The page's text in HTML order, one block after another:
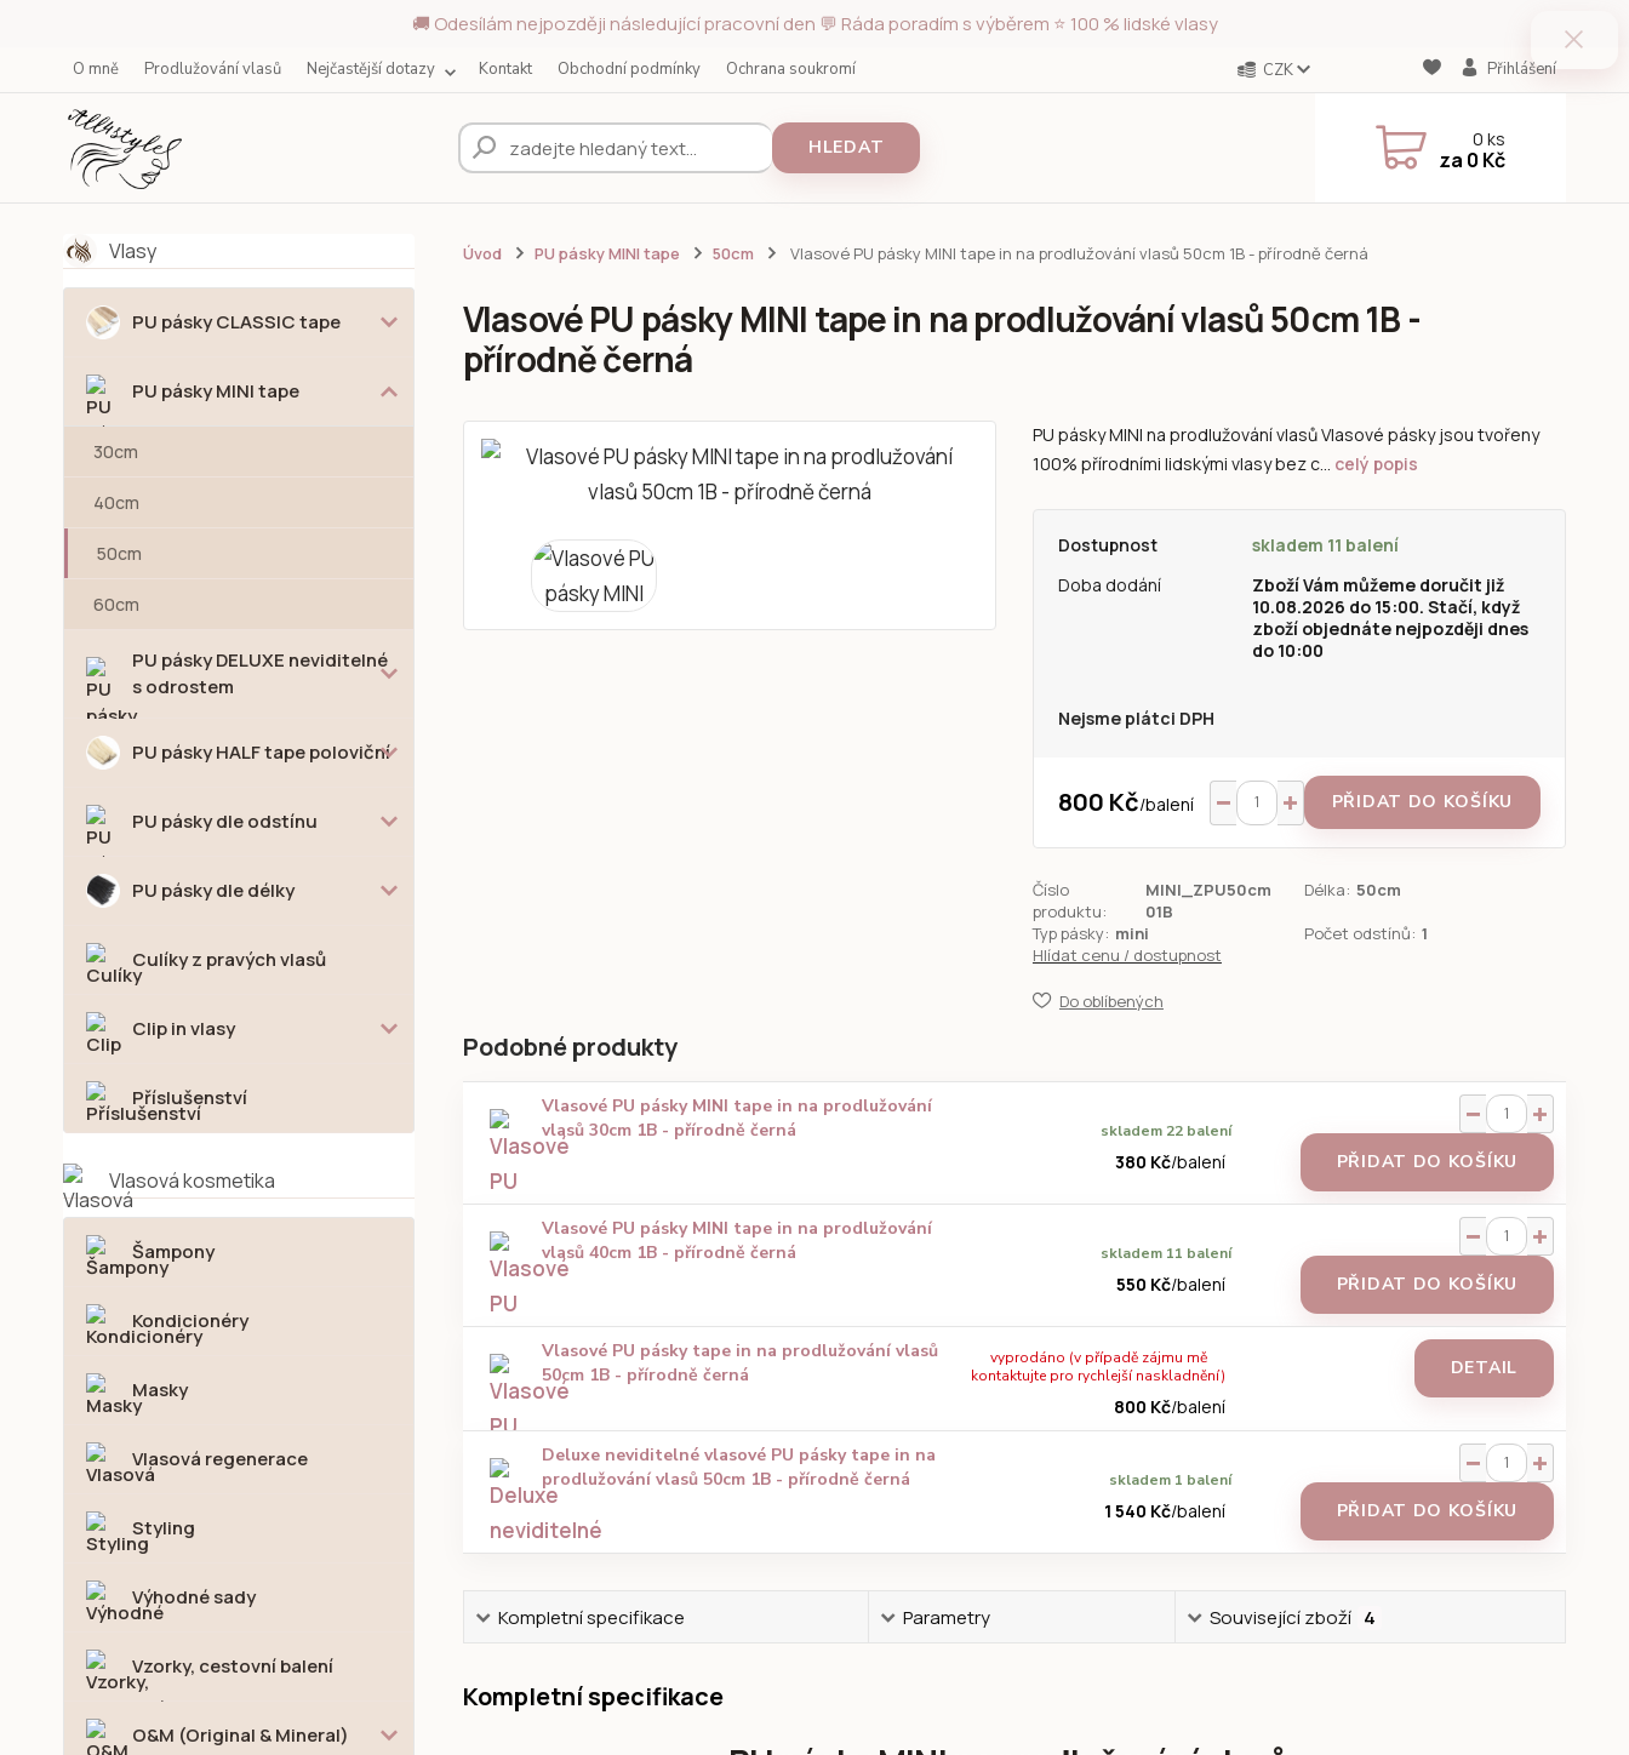
🚚 Odesílám nejpozději následující pracovní den 💬 Ráda poradím s výběrem ⭐ 100 % lidské vlasy
O mně Prodlužování vlasů Nejčastější dotazy Kontakt Obchodní podmínky Ochrana soukromí CZK Přihlášení
HLEDAT 0ks
za 0 Kč
Vlasy
PU pásky CLASSIC tape
PU pásky MINI tape
30cm
40cm
50cm
60cm
PU pásky DELUXE neviditelné
s odrostem
PU pásky HALF tape poloviční
PU pásky dle odstínu
PU pásky dle délky
Culíky z pravých vlasů
Clip in vlasy
Příslušenství
Vlasová kosmetika
Šampony
Kondicionéry
Masky
Vlasová regenerace
Styling
Výhodné sady
Vzorky, cestovní balení
O&M (Original & Mineral)
Úvod PU pásky MINI tape 50cm Vlasové PU pásky MINI tape in na prodlužování vlasů 50cm 1B - přírodně černá
Vlasové PU pásky MINI tape in na prodlužování vlasů 50cm 1B -
přírodně černá
PU pásky MINI na prodlužování vlasů Vlasové pásky jsou tvořeny
100% přírodními lidskými vlasy bez c... celý popis
Dostupnost
skladem 11 balení
Doba dodání
Zboží Vám můžeme doručit již
10.08.2026 do 15:00. Stačí, když
zboží objednáte nejpozději dnes
do 10:00
Nejsme plátci DPH
800 Kč/balení PŘIDAT DO KOŠÍKU
Číslo
produktu:
MINI_ZPU50cm
01B
Délka: 50cm
Typ pásky: mini Počet odstínů: 1
Hlídat cenu / dostupnost
Do oblíbených
Podobné produkty
Vlasové PU pásky MINI tape in na prodlužování
vlasů 30cm 1B - přírodně černá
380 Kč/balení
skladem 22 balení
PŘIDAT DO KOŠÍKU
Vlasové PU pásky MINI tape in na prodlužování
vlasů 40cm 1B - přírodně černá
550 Kč/balení
skladem 11 balení
PŘIDAT DO KOŠÍKU
Vlasové PU pásky tape in na prodlužování vlasů
50cm 1B - přírodně černá
800 Kč/balení
vyprodáno (v případě zájmu mě
kontaktujte pro rychlejší naskladnění)
DETAIL
Deluxe neviditelné vlasové PU pásky tape in na
prodlužování vlasů 50cm 1B - přírodně černá
1 540 Kč/balení
skladem 1 balení
PŘIDAT DO KOŠÍKU
Kompletní specifikace Parametry Související zboží 4
Kompletní specifikace